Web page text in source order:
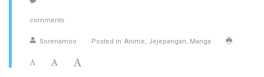
comments
Sorenamoo Posted in Anime Jejepangan Manga